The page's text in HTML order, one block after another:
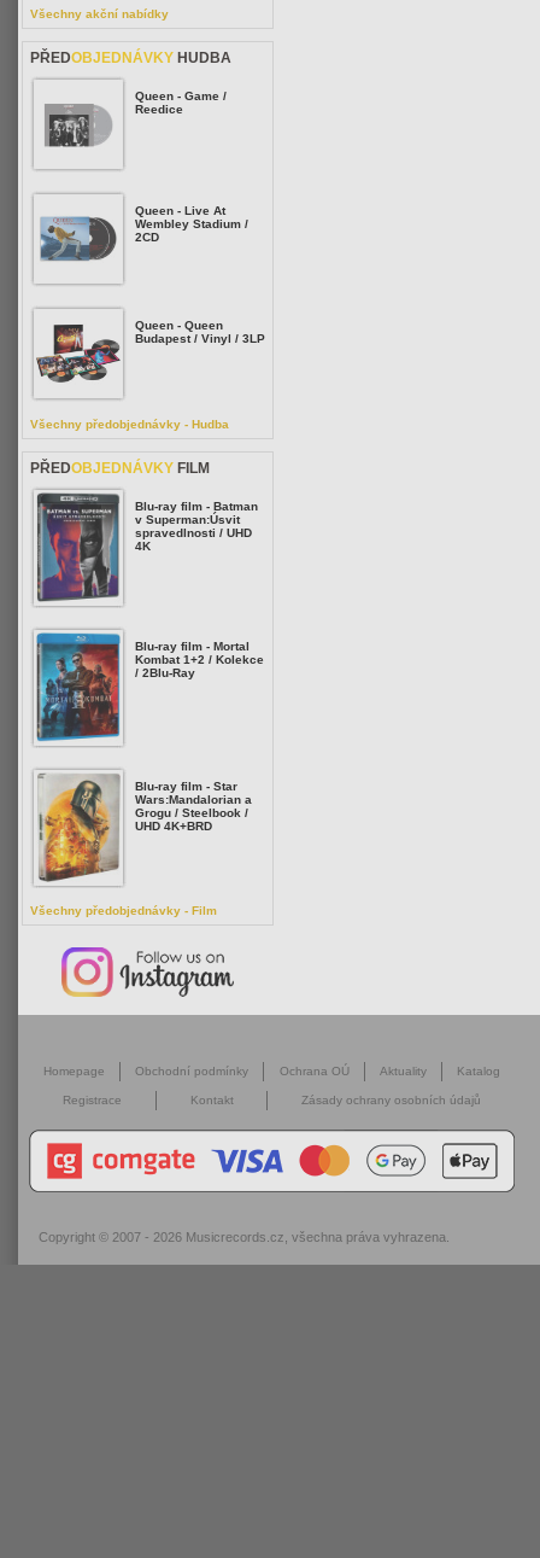
Všechny akční nabídky
PŘEDOBJEDNÁVKY HUDBA
Queen - Game /
Reedice
Queen - Live At
Wembley Stadium /
2CD
Queen - Queen
Budapest / Vinyl / 3LP
Všechny předobjednávky - Hudba
PŘEDOBJEDNÁVKY FILM
Blu-ray film - Batman
v Superman:Úsvit
spravedlnosti / UHD
4K
Blu-ray film - Mortal
Kombat 1+2 / Kolekce
/ 2Blu-Ray
Blu-ray film - Star
Wars:Mandalorian a
Grogu / Steelbook /
UHD 4K+BRD
Všechny předobjednávky - Film
Homepage Obchodní podmínky Ochrana OÚ Aktuality Katalog
Registrace Kontakt Zásady ochrany osobních údajů
Copyright © 2007 - 2026 Musicrecords.cz , všechna práva vyhrazena.